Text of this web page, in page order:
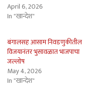
April 6, 2026
In "खान्देश"
बंगालसह आसाम निवडणुकीतील
विजयानंतर भुसावळात भाजपाचा
जल्लोष
May 4, 2026
In "खान्देश"